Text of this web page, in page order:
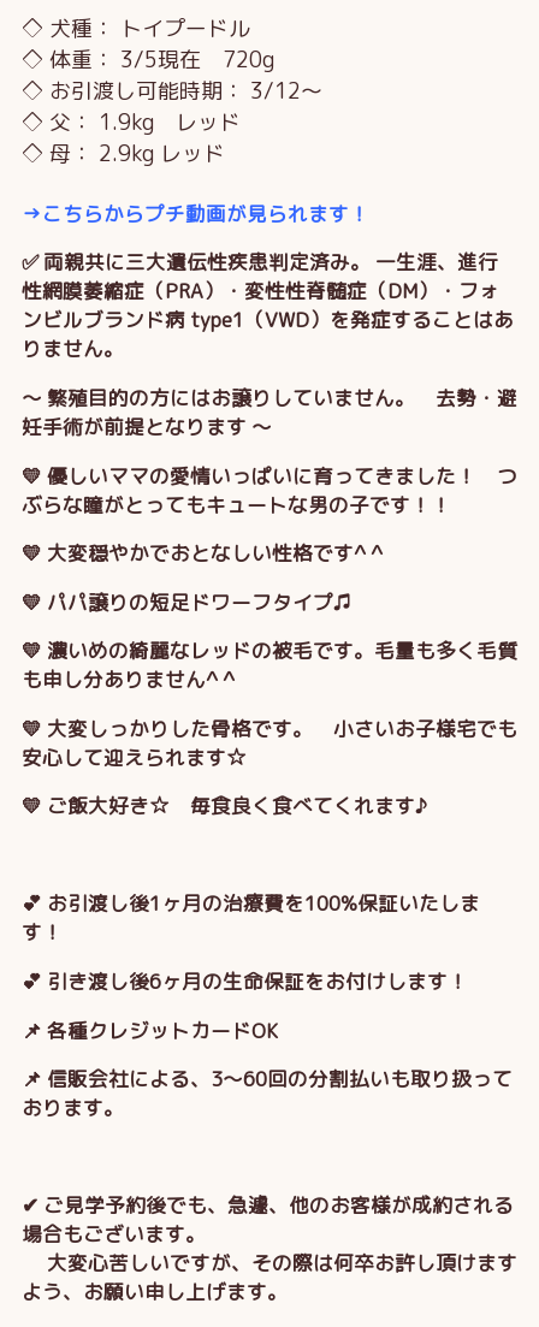
◇ 犬種： トイプードル
◇ 体重： 3/5現在 720g
◇ お引渡し可能時期： 3/12～
◇ 父： 1.9kg レッド
◇ 母： 2.9kg レッド
→こちらからプチ動画が見られます！
✅ 両親共に三大遺伝性疾患判定済み。 一生涯、進行
性網膜萎縮症（PRA）・変性性脊髄症（DM）・フォ
ンビルブランド病 type1（VWD）を発症することはあ
りません。
～ 繁殖目的の方にはお譲りしていません。 去勢・避
妊手術が前提となります ～
💛 優しいママの愛情いっぱいに育ってきました！ つ
ぶらな瞳がとってもキュートな男の子です！！
💛 大変穏やかでおとなしい性格です^ ^
💛 パパ譲りの短足ドワーフタイプ♫
💛 濃いめの綺麗なレッドの被毛です。毛量も多く毛質
も申し分ありません^ ^
💛 大変しっかりした骨格です。 小さいお子様宅でも
安心して迎えられます☆
💛 ご飯大好き☆ 毎食良く食べてくれます♪
💕 お引渡し後1ヶ月の治療費を100%保証いたしま
す！
💕 引き渡し後6ヶ月の生命保証をお付けします！
📌 各種クレジットカードOK
📌 信販会社による、3～60回の分割払いも取り扱って
おります。
✔ ご見学予約後でも、急遽、他のお客様が成約される
場合もございます。
大変心苦しいですが、その際は何卒お許し頂けます
よう、お願い申し上げます。